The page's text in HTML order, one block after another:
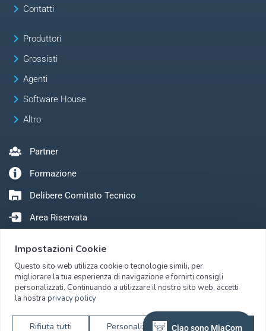
keyboard_arrow_right Contatti
keyboard_arrow_right Produttori
keyboard_arrow_right Grossisti
keyboard_arrow_right Agenti
keyboard_arrow_right Software House
keyboard_arrow_right Altro
Partner
Formazione
Delibere Comitato Tecnico
Area Riservata
Copyright © 2026 Metel S.r.l. – Tutti i diritti riservati – C.F./P.I./Numero
Ciao sono MiaCom
Impostazioni Cookie
Questo sito web utilizza cookie o tecnologie simili, per
migliorare la tua esperienza di navigazione e fornirti consigli
personalizzati. Continuando a utilizzare il nostro sito web, accetti
la nostra privacy policy
Rifiuta tutti Personalizza Accetta tutti